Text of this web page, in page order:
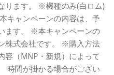
ります。 ※機種のみ(白ロム)
キャンペーンの内容は、予
ます。 ※本キャンペーンの
株式会社です。 ※購入方法
容（MNP・新規）によって
間が掛かる場合がござい